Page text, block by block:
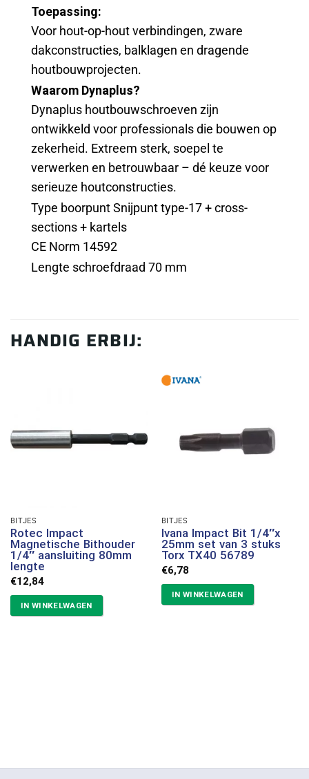
Toepassing:
Voor hout-op-hout verbindingen, zware
dakconstructies, balklagen en dragende
houtbouwprojecten.
Waarom Dynaplus?
Dynaplus houtbouwschroeven zijn
ontwikkeld voor professionals die bouwen op
zekerheid. Extreem sterk, soepel te
verwerken en betrouwbaar – dé keuze voor
serieuze houtconstructies.
Type boorpunt Snijpunt type-17 + cross-
sections + kartels
CE Norm 14592
Lengte schroefdraad 70 mm
HANDIG ERBIJ:
BITJES
Rotec Impact
Magnetische Bithouder
1/4″ aansluiting 80mm
lengte
€12,84
IN WINKELWAGEN
BITJES
Ivana Impact Bit 1/4″x
25mm set van 3 stuks
Torx TX40 56789
€6,78
IN WINKELWAGEN